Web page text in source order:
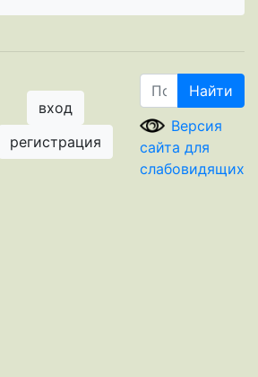
вход
регистрация
Найти
Версия
сайта для
слабовидящих